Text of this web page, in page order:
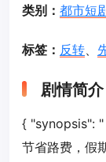
类别： 都市短
标签： 反转、
剧情简介
{ "synopsis": "
节省路费，假